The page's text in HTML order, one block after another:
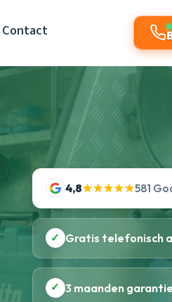
Contact
4,8★★★★★581
✓ Gratis telefonisch
✓ 3 maanden garantie